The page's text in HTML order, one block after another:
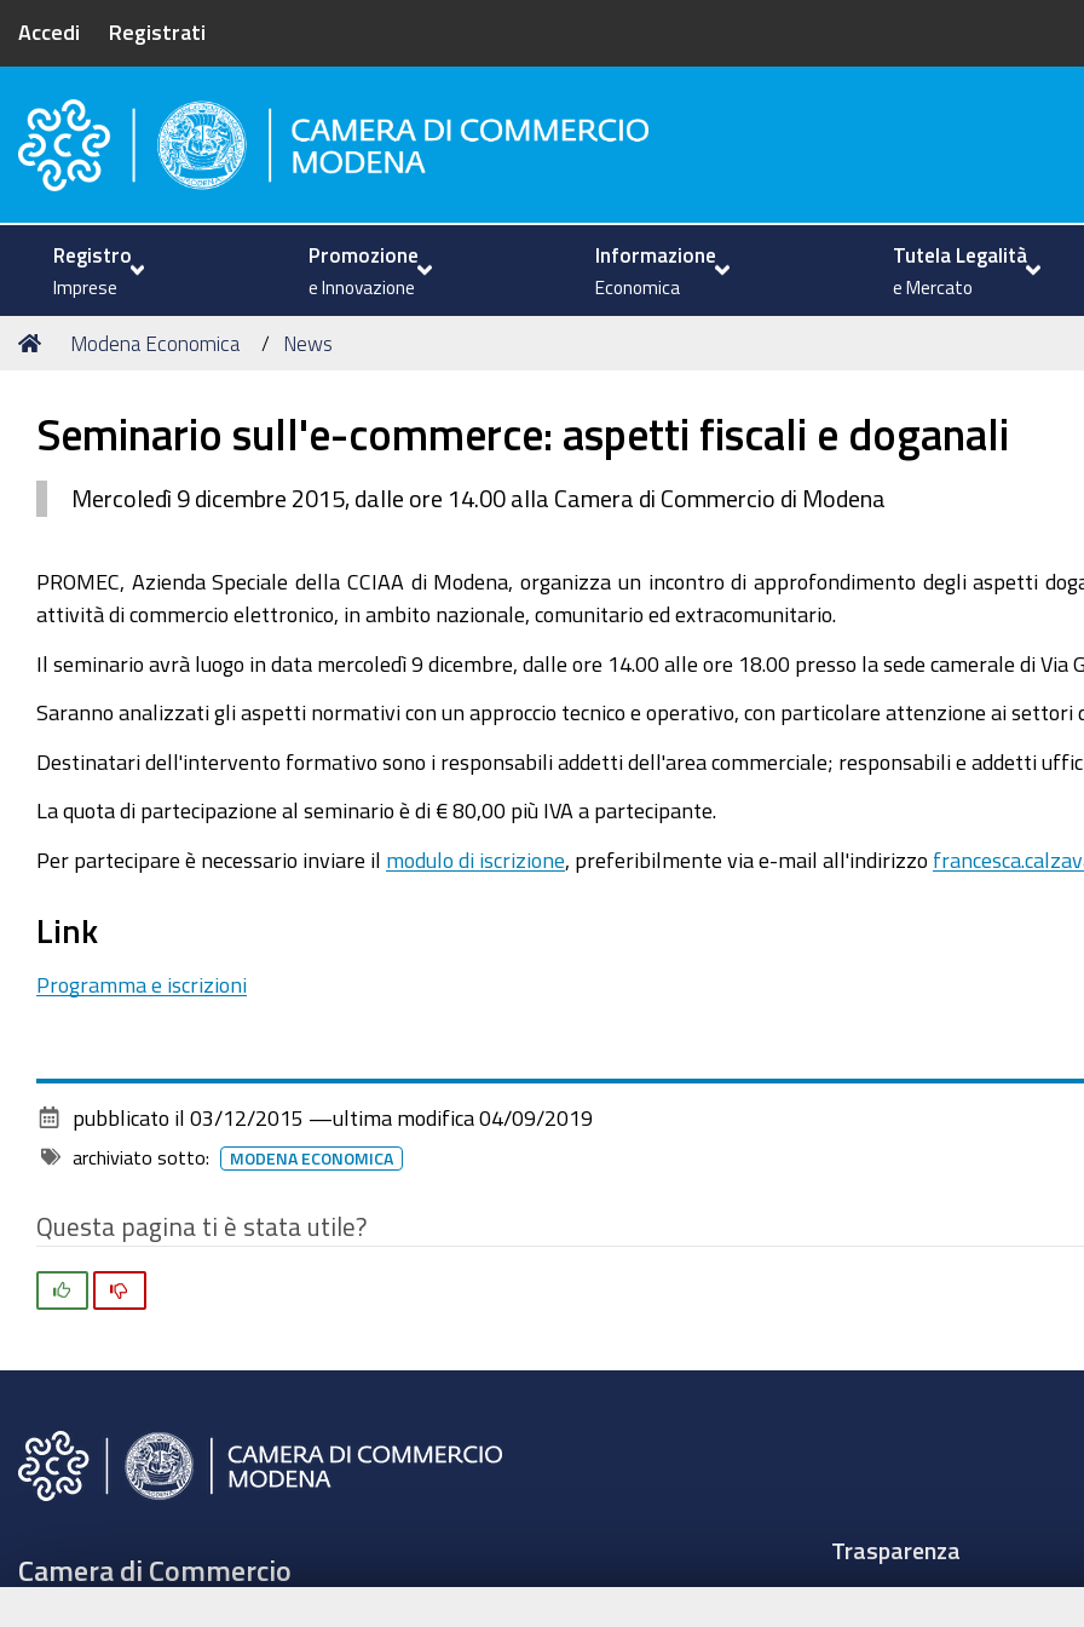
Accedi Registrati
Camera di Commercio di Modena
Registro
Imprese
Promozione
e Innovazione
Informazione
Economica
Tutela Legalità
e Mercato
Tu
Home
Modena Economica News
Seminario sull'e-commerce: aspetti fiscali e doganali
Mercoledì 9 dicembre 2015, dalle ore 14.00 alla Camera di Commercio di Modena
PROMEC, Azienda Speciale della CCIAA di Modena, organizza un incontro di approfondimento degli aspetti
attività di commercio elettronico, in ambito nazionale, comunitario ed extracomunitario.
Il seminario avrà luogo in data mercoledì 9 dicembre, dalle ore 14.00 alle ore 18.00 presso la sede camerale di Via
Saranno analizzati gli aspetti normativi con un approccio tecnico e operativo, con particolare attenzione ai
Destinatari dell'intervento formativo sono i responsabili addetti dell'area commerciale; responsabili e addetti
La quota di partecipazione al seminario è di € 80,00 più IVA a partecipante.
Per partecipare è necessario inviare il modulo di iscrizione , preferibilmente via e-mail all'indirizzo
Link
Programma e iscrizioni
pubblicato il 03/12/2015 —ultima modifica 04/09/2019
archiviato sotto: MODENA ECONOMICA
Questa pagina ti è stata utile?
Camera di Commercio
Trasparenza